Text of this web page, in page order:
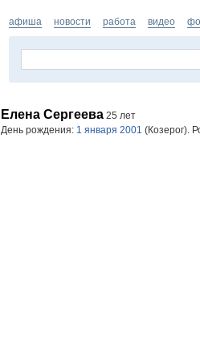
афиша новости работа видео
Елена Сергеева 25 лет
День рождения: 1 января 2001 (Козерог).